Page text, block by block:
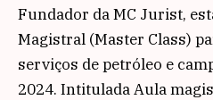
Fundador da MC Jurist,
Magistral (Master Class)
serviços de petróleo e
2024. Intitulada Aula